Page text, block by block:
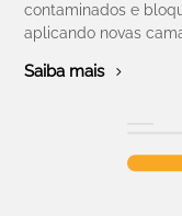
contaminados e
aplicando novas
Saiba mais